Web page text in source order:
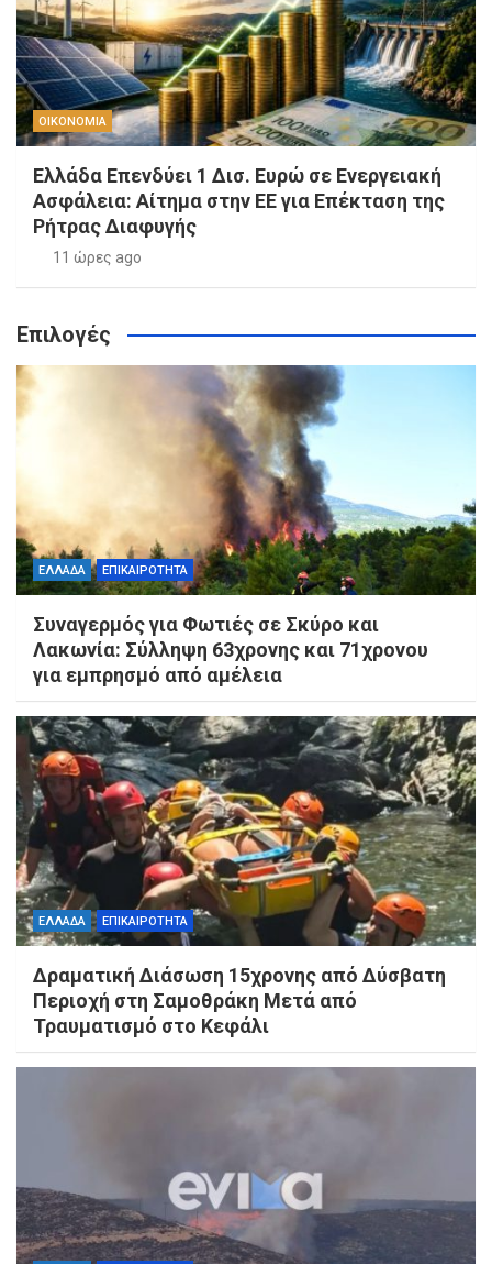
ΟΙΚΟΝΟΜΙΑ
Ελλάδα Επενδύει 1 Δισ. Ευρώ σε Ενεργειακή
Ασφάλεια: Αίτημα στην ΕΕ για Επέκταση της
Ρήτρας Διαφυγής
11 ώρες ago
Επιλογές
ΕΛΛΑΔΑ ΕΠΙΚΑΙΡΟΤΗΤΑ
Συναγερμός για Φωτιές σε Σκύρο και
Λακωνία: Σύλληψη 63χρονης και 71χρονου
για εμπρησμό από αμέλεια
ΕΛΛΑΔΑ ΕΠΙΚΑΙΡΟΤΗΤΑ
Δραματική Διάσωση 15χρονης από Δύσβατη
Περιοχή στη Σαμοθράκη Μετά από
Τραυματισμό στο Κεφάλι